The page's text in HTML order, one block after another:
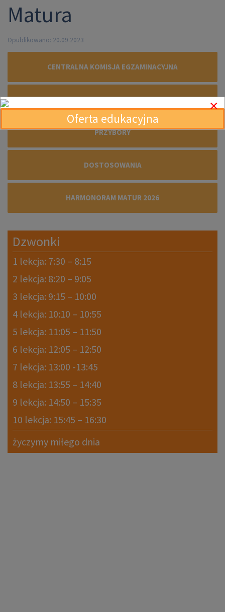
Matura
Opublikowano: 20.09.2023
CENTRALNA KOMISJA EGZAMINACYJNA
OKRĘGOWA KOMISJA EGZAMINACYJNA
PRZYBORY
DOSTOSOWANIA
HARMONORAM MATUR 2026
Dzwonki
1 lekcja: 7:30 – 8:15
2 lekcja: 8:20 – 9:05
3 lekcja: 9:15 – 10:00
4 lekcja: 10:10 – 10:55
5 lekcja: 11:05 – 11:50
6 lekcja: 12:05 – 12:50
7 lekcja: 13:00 -13:45
8 lekcja: 13:55 – 14:40
9 lekcja: 14:50 – 15:35
10 lekcja: 15:45 – 16:30
życzymy miłego dnia
×
Oferta edukacyjna